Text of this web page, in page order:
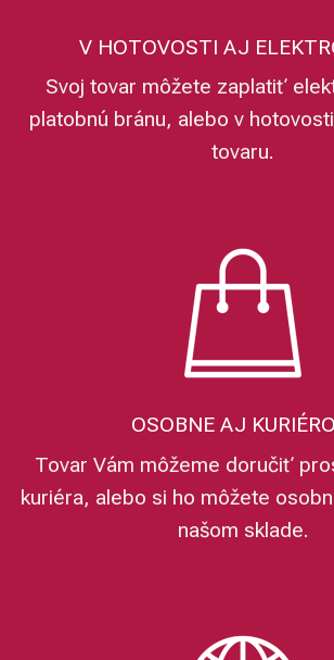
V HOTOVOSTI AJ
Svoj tovar môžete zaplatiť
platobnú bránu, alebo v
tovaru.
OSOBNE AJ
Tovar Vám môžeme doručiť
kuriéra, alebo si ho môžete
našom sklade.